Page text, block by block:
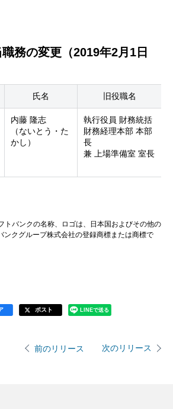
務の変更（2019年2月1日
氏名 旧役職名
内藤 隆志
（ないとう・た
かし）
執行役員 財務統括
財務経理本部 本部
長
兼 上場準備室 室長
トバンクの名称、ロゴは、日本国およびその他の
ンクグループ株式会社の登録商標または商標で
ポスト LINEで送る
前のリリース 次のリリース